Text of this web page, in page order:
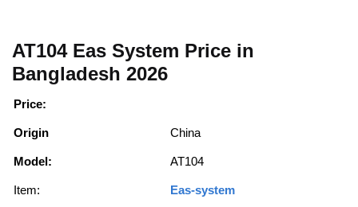
AT104 Eas System Price in
Bangladesh 2026
Price:
Origin China
Model: AT104
Item: Eas-system